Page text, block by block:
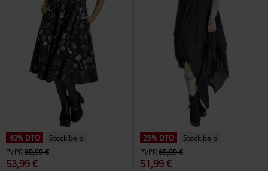
40% DTO
Stock bajo
PVPR89,99 €
53,99 €
25% DTO
Stock bajo
PVPR69,99 €
51,99 €